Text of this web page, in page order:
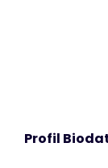
Profil